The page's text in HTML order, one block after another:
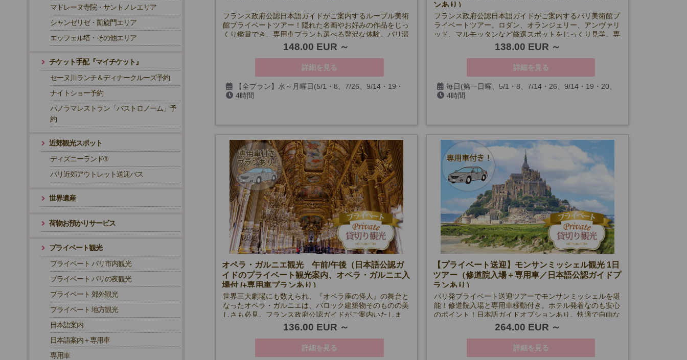
フランス政府公認日本語ガイドがご案内するルーブル美術
館プライベートツアー！隠れた名画やお好みの作品をじっ
くり鑑賞でき、専用車プランも選べる贅沢な体験。パリ滞
在ホテルから安心の出発。148.00 EUR
詳細を見る
【全プラン】水～月曜日(5/1・8、7/26、9/14・19・
20、12/24・25・31、1/1、第一日曜日を除く)
4時間
ンあり）
フランス政府公認日本語ガイドがご案内するパリ美術館プ
ライベートツアー。ロダン、オランジェリー、アンヴァリ
ッド、マルモッタンなど厳選スポットをじっくり見学。専
用車付きプランも選べて、自由自在な観光が可能です！
138.00 EUR
詳細を見る
毎日(第一日曜、5/1・8、7/14・26、9/14・19・20、
12/24・25・31、1/1を除く)
【ロダン/マルモッタン美術館】月曜も除く
【オランジュリー美術館】火曜も除く
【凱旋門】特別行事閉館日、11/10・11も除く
4時間
オペラ・ガルニエ観光 午前/午後（日本語公認ガ
イドのプライベート観光案内、オペラ・ガルニエ入
場付 /+専用車プランあり）
世界三大劇場にも数えられ、『オペラ座の怪人』の舞台と
なったオペラ・ガルニエは、バロック建築物そのものの美
しさも必見。フランス政府公認ガイドがご案内いたしま
136.00 EUR
詳細を見る
【プライベート送迎】モンサンミッシェル観光 1日
ツアー（修道院入場＋専用車／日本語公認ガイドプ
ランあり）
パリ発プライベート送迎ツアーでモンサンミッシェルを堪
能！修道院入場と専用車移動付き。ホテル発着なのも安心
のポイント！日本語ガイドオプションあり。快適で自由な
観光体験をお楽しみください。
264.00 EUR
詳細を見る
マドレーヌ寺院・サントノレエリア
シャンゼリゼ・凱旋門エリア
エッフェル塔・その他エリア
チケット手配『マイチケット』
セーヌ川ランチ＆ディナークルーズ予約
ナイトショー予約
パノラマレストラン「バストロノーム」予
約
近郊観光スポット
ディズニーランド®
パリ近郊アウトレット送迎バス
世界遺産
荷物お預かりサービス
プライベート観光
プライベート パリ市内観光
プライベート パリの夜観光
プライベート 郊外観光
プライベート 地方観光
日本語案内
日本語案内＋専用車
専用車